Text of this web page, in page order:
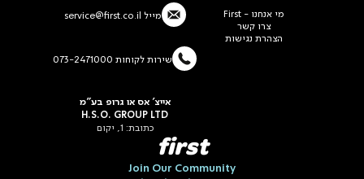
מי אנחנו - First
צרו קשר
הצהרת נגישות
מייל service@first.co.il
שירות לקוחות 073-2471000
אייצ' אס או גרופ בע"מ
H.S.O. GROUP LTD
כתובת: 1, יקום
first
Join Our Community